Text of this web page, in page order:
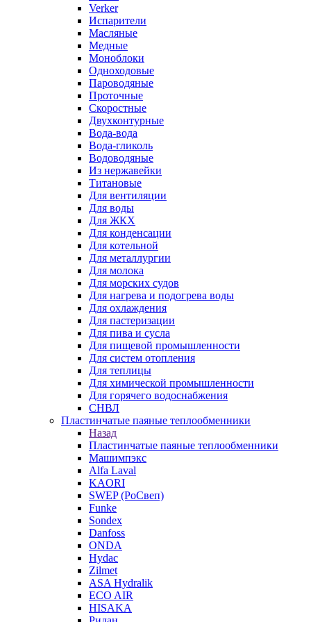
Verker
Испарители
Масляные
Медные
Моноблоки
Одноходовые
Пароводяные
Проточные
Скоростные
Двухконтурные
Вода-вода
Вода-гликоль
Водоводяные
Из нержавейки
Титановые
Для вентиляции
Для воды
Для ЖКХ
Для конденсации
Для котельной
Для металлургии
Для молока
Для морских судов
Для нагрева и подогрева воды
Для охлаждения
Для пастеризации
Для пива и сусла
Для пищевой промышленности
Для систем отопления
Для теплицы
Для химической промышленности
Для горячего водоснабжения
СНВЛ
Пластинчатые паяные теплообменники
Назад
Пластинчатые паяные теплообменники
Машимпэкс
Alfa Laval
KAORI
SWEP (РоСвеп)
Funke
Sondex
Danfoss
ONDA
Hydac
Zilmet
ASA Hydralik
ECO AIR
HISAKA